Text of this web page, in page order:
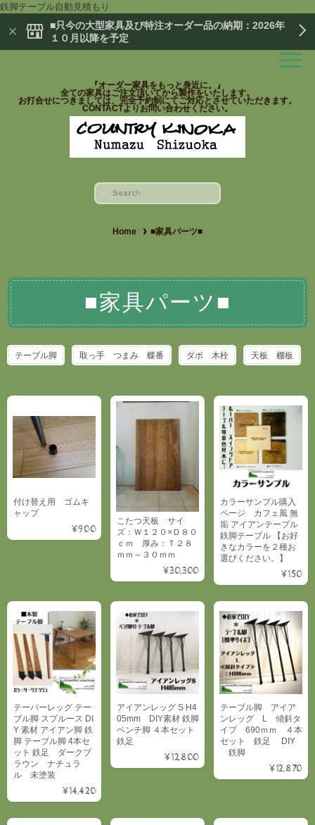
鉄脚テーブル自動見積もり
■只今の大型家具及び特注オーダー品の納期：2026年
１０月以降を予定
『オーダー家具をもっと身近に。』
全ての家具はご注文頂いてから製作をいたします。
お打合せにつきましては、完全予約制にてご対応とさせていただきます。
CONTACTよりお問い合わせください。
Home ■家具パーツ■
■家具パーツ■
テーブル脚 取っ手 つまみ 蝶番 ダボ 木栓 天板 棚板
付け替え用 ゴムキ
ャップ
¥900
こたつ天板 サイ
ズ：Ｗ１２０×Ｄ８０
ｃｍ 厚み：Ｔ２８
ｍｍ～３０ｍｍ
¥30,300
カラーサンプル購入
ページ カフェ風 無
垢 アイアンテーブル
鉄脚テーブル 【お好
きなカラーを２種お
選びください。】
¥150
テーパーレッグ テー
ブル脚 スプルース DI
Y 素材 アイアン脚 鉄
脚 テーブル脚 4本セ
ット 鉄足 ダークブ
ラウン ナチュラ
ル 未塗装
¥14,420
アイアンレッグ S H4
05mm DIY素材 鉄脚
ベンチ脚 ４本セット
鉄足
¥12,800
テーブル脚 アイア
ンレッグ L 傾斜タ
イプ 690ｍｍ ４本
セット 鉄足 DIY
鉄脚
¥12,870